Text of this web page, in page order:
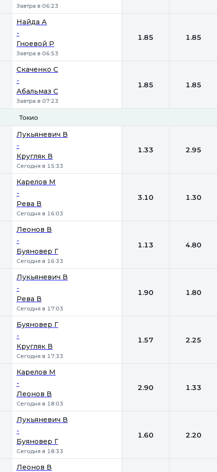
Завтра в 06:23
Найда А
-
Гноевой Р
Завтра в 06:53
1.85 1.85
Скаченко С
-
Абальмаз С
Завтра в 07:23
1.85 1.85
Токио
Лукьяневич В
-
Кругляк В
Сегодня в 15:33
1.33 2.95
Карелов М
-
Рева В
Сегодня в 16:03
3.10 1.30
Леонов В
-
Буяновер Г
Сегодня в 16:33
1.13 4.80
Лукьяневич В
-
Рева В
Сегодня в 17:03
1.90 1.80
Буяновер Г
-
Кругляк В
Сегодня в 17:33
1.57 2.25
Карелов М
-
Леонов В
Сегодня в 18:03
2.90 1.33
Лукьяневич В
-
Буяновер Г
Сегодня в 18:33
1.60 2.20
Леонов В